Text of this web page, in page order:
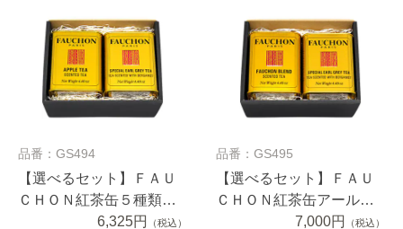
品番：GS494
【選べるセット】ＦＡＵ
ＣＨＯＮ紅茶缶５種類か
ら選べる２缶6,325円 （税込）
品番：GS495
【選べるセット】ＦＡＵ
ＣＨＯＮ紅茶缶アールグ
レイ・セイロン・フォシ
7,000円 （税込）